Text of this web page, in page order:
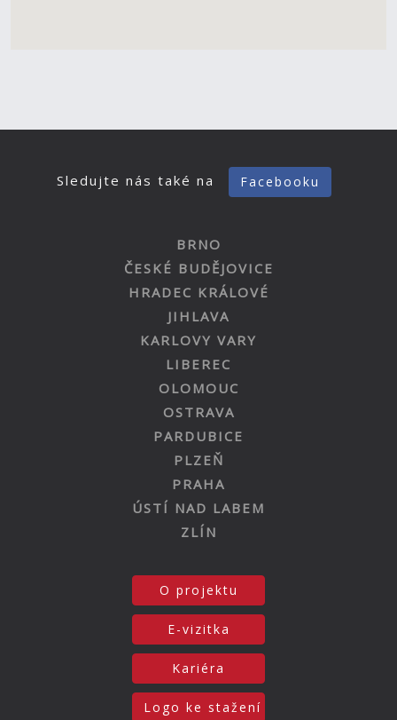
Sledujte nás také na Facebooku
BRNO
ČESKÉ BUDĚJOVICE
HRADEC KRÁLOVÉ
JIHLAVA
KARLOVY VARY
LIBEREC
OLOMOUC
OSTRAVA
PARDUBICE
PLZEŇ
PRAHA
ÚSTÍ NAD LABEM
ZLÍN
O projektu
E-vizitka
Kariéra
Logo ke stažení